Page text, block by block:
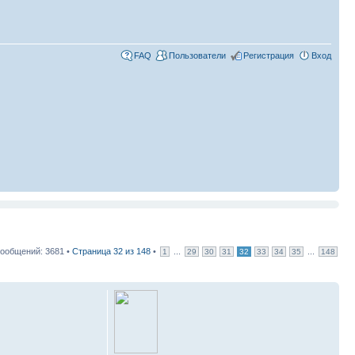
FAQ Пользователи Регистрация Вход
3681 • Страница 32 из 148 • 1 29 30 31 32 33 34 35 148